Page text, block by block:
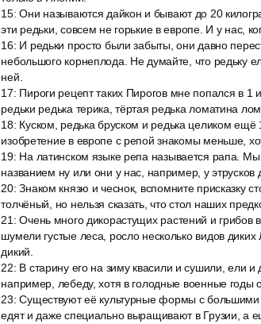
15:Они называются дайкон и бывают до 20
эти редьки, совсем не горькие в европе. И у нас,
16: И редьки просто были забыты, они давно
небольшого корнеплода. Не думайте, что редьку
ней.
17: Пироги рецепт таких Пирогов мне попался в 1
редьки редька терика, тёртая редька ломатина
18: Куском, редька бруском и редька целиком
изобретение в европе с репой знакомы меньше,
19: На латинском языке репа называется рапа.
названием ну или они у нас, например, у
20:Знаком князю и чеснок, вспомните присказку
толчёный, но нельзя сказать, что стол наших
21 :Очень много дикорастущих растений и грибов
шумели густые леса, росло несколько видов
дикий.
22: В старину его на зиму квасили и сушили, ели
например, лебеду, хотя в голодные военные
23:Существуют её культурные формы с большими
едят и даже специально выращивают в Грузии, а